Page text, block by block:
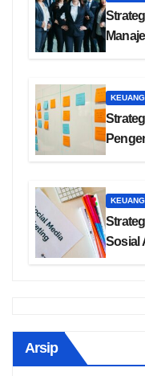
Sosial
Arsip